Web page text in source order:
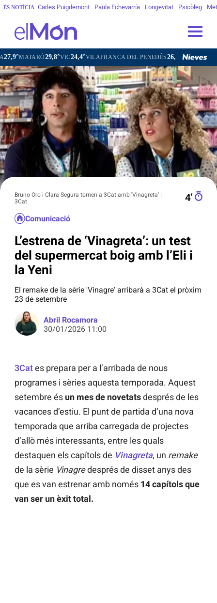
ÉS NOTÍCIA Carles Puigdemont Paula Echevarría Longevitat Psicòleg
29,8°VIC24,4°VILAFRANCA DEL PENEDÈS26,3°VILANOVA I LA GELTRÚ
Bruno Oro i Clara Segura tornen a 3Cat amb 'Vinagreta' |
3Cat
4′
Comunicació
L’estrena de ‘Vinagreta’: un test
del supermercat boig amb l’Eli i
la Yeni
El remake de la sèrie 'Vinagre' arribarà a 3Cat el pròxim
23 de setembre
Abril Rocamora
30/01/2026 11:00
3Cates prepara per a l’arribada de nous
programes i sèries aquesta temporada. Aquest
setembre és un mes de novetatsdesprés de les
vacances d’estiu. El punt de partida d’una nova
temporada que arriba carregada de projectes
d’allò més interessants, entre les quals
destaquen els capítols de Vinagreta, un remake
de la sèrie Vinagredesprés de disset anys des
que es van estrenar amb només 14 capítols que
van ser un èxit total.